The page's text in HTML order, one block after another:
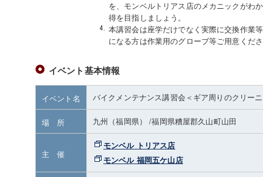
を、モンベルトリアス店のメカニックがわ
得を目指しましょう。
本講習会は座学だけでなく実際に交換作業
になる方は作業用のグローブ等ご用意くだ
イベント基本情報
イベント名 バイクメンテナンス講習会＜ギア周りのクリー
場 所 九州（福岡県） /福岡県糟屋郡久山町山田
主 催
モンベル トリアス店
モンベル 福岡五ケ山店